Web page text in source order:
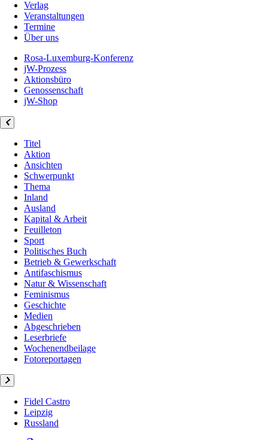
Verlag
Veranstaltungen
Termine
Über uns
Rosa-Luxemburg-Konferenz
jW-Prozess
Aktionsbüro
Genossenschaft
jW-Shop
Titel
Aktion
Ansichten
Schwerpunkt
Thema
Inland
Ausland
Kapital & Arbeit
Feuilleton
Sport
Politisches Buch
Betrieb & Gewerkschaft
Antifaschismus
Natur & Wissenschaft
Feminismus
Geschichte
Medien
Abgeschrieben
Leserbriefe
Wochenendbeilage
Fotoreportagen
Fidel Castro
Leipzig
Russland